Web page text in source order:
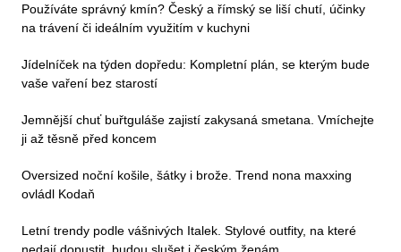
Používáte správný kmín? Český a římský se liší chutí, účinky
na trávení či ideálním využitím v kuchyni
Jídelníček na týden dopředu: Kompletní plán, se kterým bude
vaše vaření bez starostí
Jemnější chuť buřtguláše zajistí zakysaná smetana. Vmíchejte
ji až těsně před koncem
Oversized noční košile, šátky i brože. Trend nona maxxing
ovládl Kodaň
Letní trendy podle vášnivých Italek. Stylové outfity, na které